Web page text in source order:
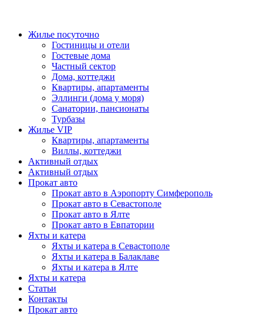
Жилье посуточно
Гостиницы и отели
Гостевые дома
Частный сектор
Дома, коттеджи
Квартиры, апартаменты
Эллинги (дома у моря)
Санатории, пансионаты
Турбазы
Жилье VIP
Квартиры, апартаменты
Виллы, коттеджи
Активный отдых
Активный отдых
Прокат авто
Прокат авто в Аэропорту Симферополь
Прокат авто в Севастополе
Прокат авто в Ялте
Прокат авто в Евпатории
Яхты и катера
Яхты и катера в Севастополе
Яхты и катера в Балаклаве
Яхты и катера в Ялте
Яхты и катера
Статьи
Контакты
Прокат авто